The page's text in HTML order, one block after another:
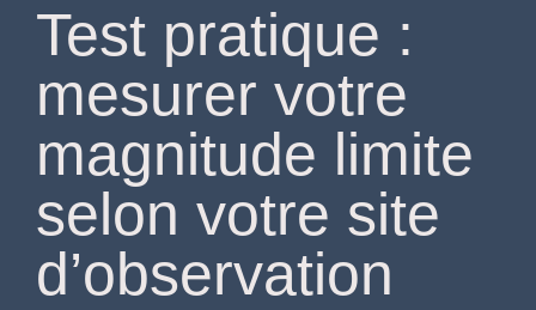
Test pratique :
mesurer votre
magnitude limite
selon votre site
d’observation